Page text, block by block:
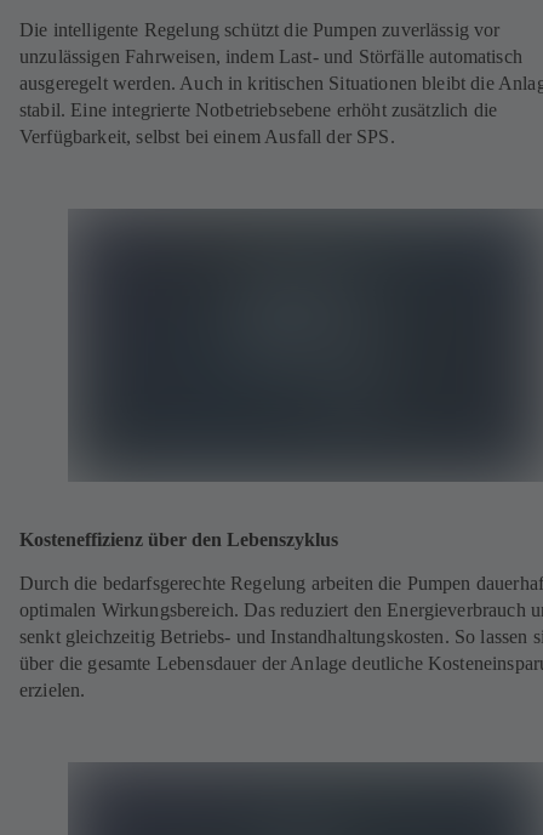
Die intelligente Regelung schützt die Pumpen zuverlässig vor
unzulässigen Fahrweisen, indem Last‑ und Störfälle automatisch
ausgeregelt werden. Auch in kritischen Situationen bleibt die
stabil. Eine integrierte Notbetriebsebene erhöht zusätzlich die
Verfügbarkeit, selbst bei einem Ausfall der SPS.
Kosteneffizienz über den Lebenszyklus
Durch die bedarfsgerechte Regelung arbeiten die Pumpen
optimalen Wirkungsbereich. Das reduziert den Energieverbrauch
senkt gleichzeitig Betriebs‑ und Instandhaltungskosten. So lassen
über die gesamte Lebensdauer der Anlage deutliche
erzielen.